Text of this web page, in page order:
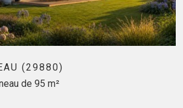
(29880)
de 95 m²